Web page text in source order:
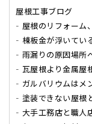
屋根工事ブログ
屋根のリフォーム
棟板金が浮いてい
雨漏りの原因場所
瓦屋根より金属屋
ガルバリウムはメ
塗装できない屋根
大手工務店と職人